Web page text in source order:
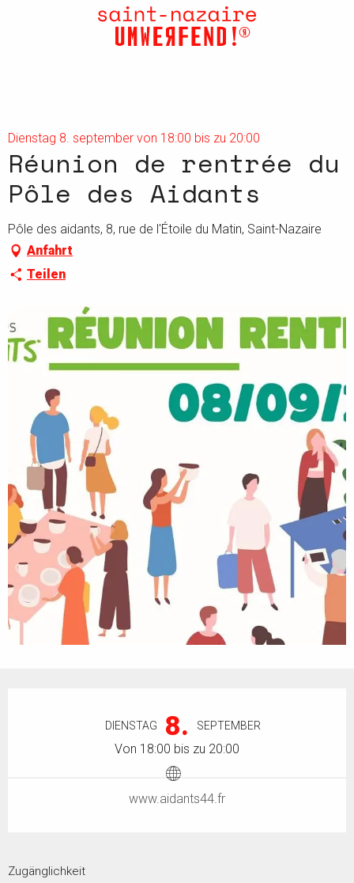
Dienstag 8. september von 18:00 bis zu 20:00
Réunion de rentrée du
Pôle des Aidants
Pôle des aidants, 8, rue de l'Étoile du Matin, Saint-Nazaire
Anfahrt
Teilen
DIENSTAG 8. SEPTEMBER
Von 18:00 bis zu 20:00
www.aidants44.fr
Zugänglichkeit